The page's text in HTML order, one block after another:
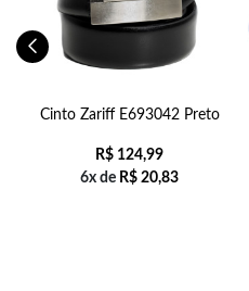
Cinto Zariff E693042 Preto
R$ 124,99
6x de R$ 20,83